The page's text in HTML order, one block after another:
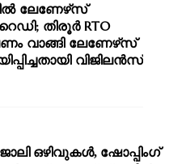
ലേണേഴ്‌സ്
തിരൂര്‍ RTO
വാങ്ങി ലേണേഴ്‌സ്
വിജിലന്‍സ്
ഒഴിവുകള്‍, ഷോപ്പിംഗ്‌